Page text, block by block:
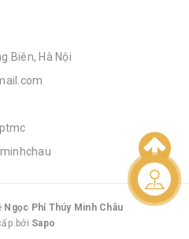
Biên, Hà Nội
Ngọc Phỉ Thúy Minh Châu
| bởi Sapo
Liên hệ